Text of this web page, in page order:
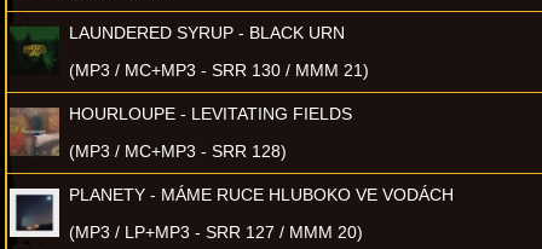
LAUNDERED SYRUP - BLACK URN
(MP3 / MC+MP3 - SRR 130 / MMM 21)
HOURLOUPE - LEVITATING FIELDS
(MP3 / MC+MP3 - SRR 128)
PLANETY - MÁME RUCE HLUBOKO VE VODÁCH
(MP3 / LP+MP3 - SRR 127 / MMM 20)